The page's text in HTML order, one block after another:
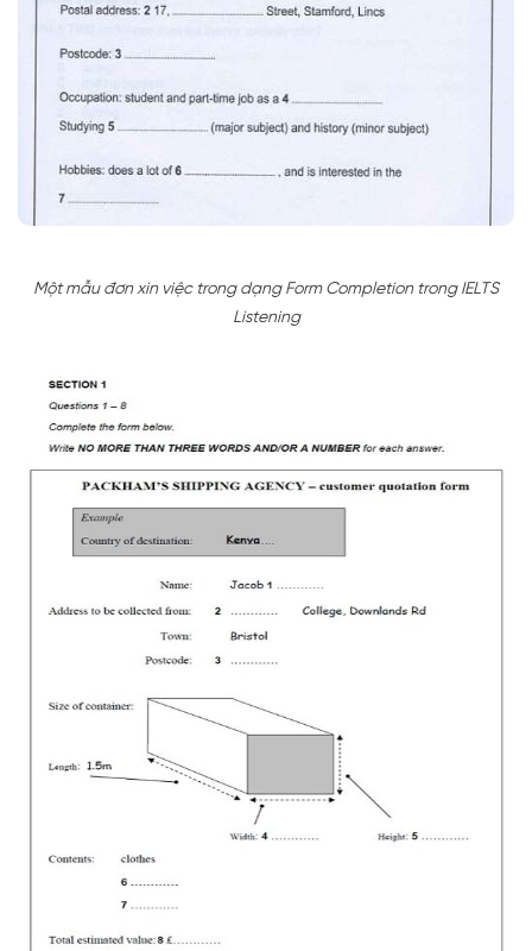
Một mẫu đơn xin việc trong dạng Form Completion trong IELTS
Listening